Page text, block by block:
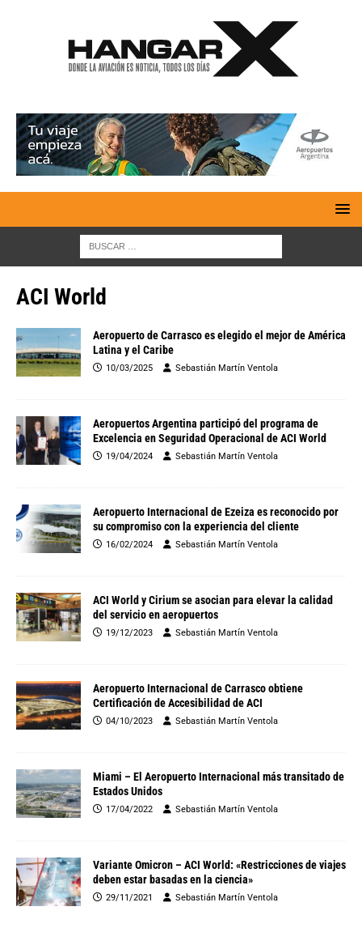
ACI World
Aeropuerto de Carrasco es elegido el mejor de América
Latina y el Caribe
10/03/2025 Sebastián Martín Ventola
Aeropuertos Argentina participó del programa de
Excelencia en Seguridad Operacional de ACI World
19/04/2024 Sebastián Martín Ventola
Aeropuerto Internacional de Ezeiza es reconocido por
su compromiso con la experiencia del cliente
16/02/2024 Sebastián Martín Ventola
ACI World y Cirium se asocian para elevar la calidad
del servicio en aeropuertos
19/12/2023 Sebastián Martín Ventola
Aeropuerto Internacional de Carrasco obtiene
Certificación de Accesibilidad de ACI
04/10/2023 Sebastián Martín Ventola
Miami – El Aeropuerto Internacional más transitado de
Estados Unidos
17/04/2022 Sebastián Martín Ventola
Variante Omicron – ACI World: «Restricciones de viajes
deben estar basadas en la ciencia»
29/11/2021 Sebastián Martín Ventola